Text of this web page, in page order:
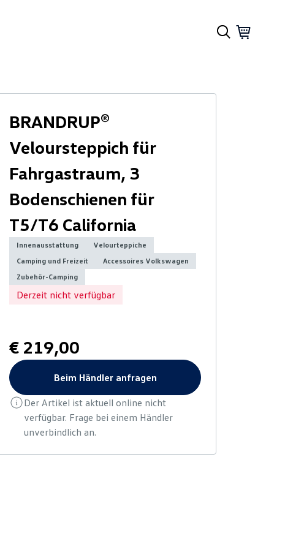
BRANDRUP®
Veloursteppich für
Fahrgastraum, 3
Bodenschienen für
T5/T6 California
Innenausstattung
Velourteppiche
Camping und Freizeit
Accessoires Volkswagen
Zubehör-Camping
Derzeit nicht verfügbar
€ 219,00
Beim Händler anfragen
Der Artikel ist aktuell online nicht
verfügbar. Frage bei einem Händler
unverbindlich an.